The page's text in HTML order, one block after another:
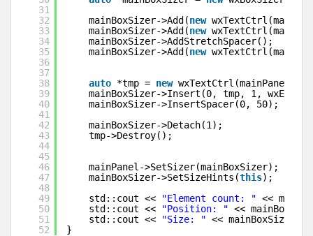
31
32
33
34
35
36
37
38
39
40
41
42
43
44
45
46
47
48
49
50
51
52
mainBoxSizer->Add(new
mainBoxSizer->Add(new
mainBoxSizer->AddStretchSpacer();
mainBoxSizer->Add(new
auto *tmp = new wxTextCtrl(mainPanel,
mainBoxSizer->Insert(0, tmp, 1,
mainBoxSizer->InsertSpacer(0, 50);
mainBoxSizer->Detach(1);
tmp->Destroy();
mainPanel->SetSizer(mainBoxSizer);
mainBoxSizer->SetSizeHints(this);
std::cout <<
"Element count: " <<
std::cout <<
"Position: " <<
std::cout <<
"Size: " << mainBoxSizer-
}